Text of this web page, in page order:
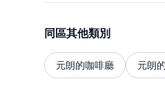
同區其他類別
元朗的咖啡廳 元朗